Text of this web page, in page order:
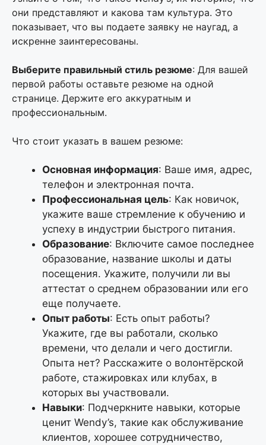
они представляют и какова там культура. Это
показывает, что вы подаете заявку не наугад, а
искренне заинтересованы.
Выберите правильный стиль резюме: Для вашей
первой работы оставьте резюме на одной
странице. Держите его аккуратным и
профессиональным.
Что стоит указать в вашем резюме:
Основная информация: Ваше имя, адрес,
телефон и электронная почта.
Профессиональная цель: Как новичок,
укажите ваше стремление к обучению и
успеху в индустрии быстрого питания.
Образование: Включите самое последнее
образование, название школы и даты
посещения. Укажите, получили ли вы
аттестат о среднем образовании или его
еще получаете.
Опыт работы: Есть опыт работы?
Укажите, где вы работали, сколько
времени, что делали и чего достигли.
Опыта нет? Расскажите о волонтёрской
работе, стажировках или клубах, в
которых вы участвовали.
Навыки: Подчеркните навыки, которые
ценит Wendy’s, такие как обслуживание
клиентов, хорошее сотрудничество,